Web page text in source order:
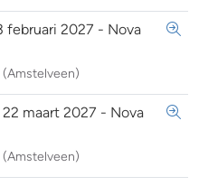
februari 2027 - Nova
(Amstelveen)
maart 2027 - Nova
(Amstelveen)